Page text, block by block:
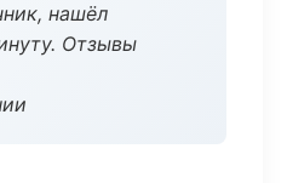
нашёл
Отзывы